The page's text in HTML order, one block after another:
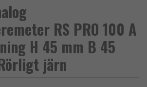
RS PRO 100 A
H 45 mm B 45
järn